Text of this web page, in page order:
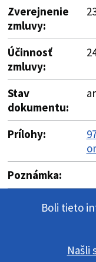
Zverejnenie
zmluvy:
Účinnosť
zmluvy:
Stav
dokumentu:
Prílohy:
Poznámka:
Boli tieto
Našli